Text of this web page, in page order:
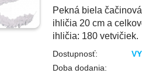
Pekná biela
ihličia 20 cm a
ihličia: 180 vetvičiek.
Dostupnosť:
Doba dodania: